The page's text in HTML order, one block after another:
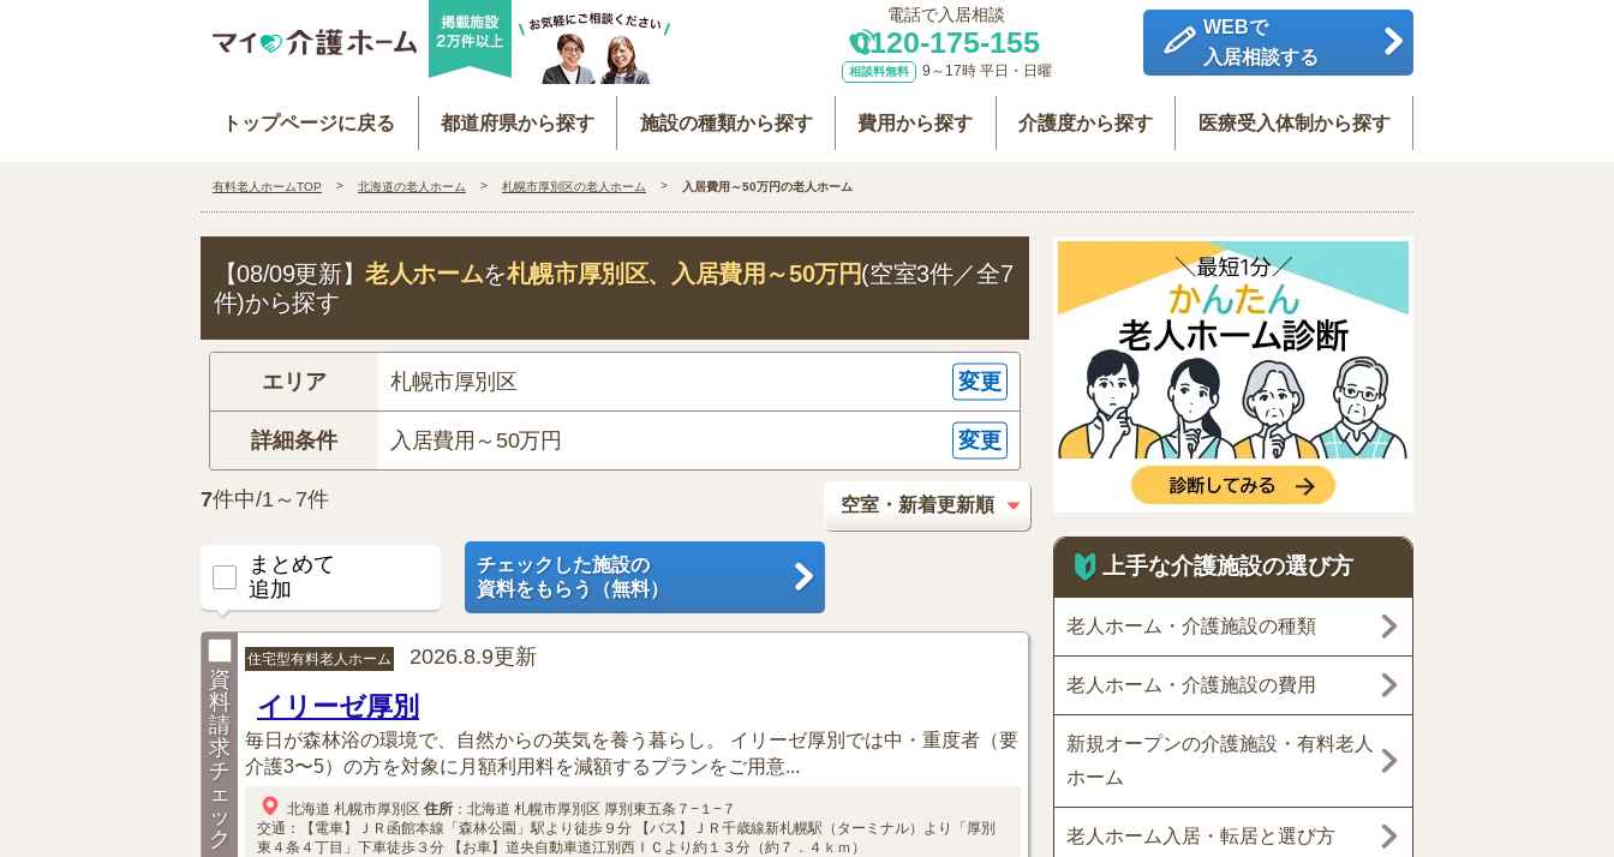
電話で入居相談
0120-175-155
相談料無料 9～17時 平日・日曜
WEBで
入居相談する
トップページに戻る 都道府県から探す 施設の種類から探す 費用から探す 介護度から探す 医療受入体制から探す
有料老人ホームTOP 北海道の老人ホーム 札幌市厚別区の老人ホーム 入居費用～50万円の老人ホーム
【08/09更新】老人ホームを札幌市厚別区、入居費用～50万円(空室3件／全7
件)から探す
エリア 札幌市厚別区 変更
詳細条件 入居費用～50万円 変更
7件中/1～7件
まとめて
追加
チェックした施設の
資料をもらう（無料）
資
料
請
求
チ
ェ
ッ
ク
住宅型有料老人ホーム 2026.8.9更新
イリーゼ厚別
毎日が森林浴の環境で、自然からの英気を養う暮らし。 イリーゼ厚別では中・重度者（要
介護3〜5）の方を対象に月額利用料を減額するプランをご用意...
北海道 札幌市厚別区 住所 ： 北海道 札幌市厚別区 厚別東五条７−１−７
交通：【電車】ＪＲ函館本線「森林公園」駅より徒歩９分 【バス】ＪＲ千歳線新札幌駅（ターミナル）より「厚別
東４条４丁目」下車徒歩３分 【お車】道央自動車道江別西ＩＣより約１３分（約７．４ｋｍ）
上手な介護施設の選び方
老人ホーム・介護施設の種類
老人ホーム・介護施設の費用
新規オープンの介護施設・有料老人
ホーム
老人ホーム入居・転居と選び方